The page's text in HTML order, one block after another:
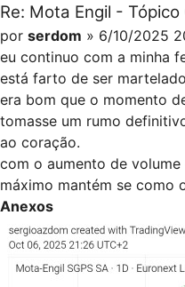
Re: Mota Engil - Tópico
por serdom » 6/10/2025
eu continuo com a minha
está farto de ser
era bom que o momento
tomasse um rumo
ao coração.
com o aumento de
máximo mantém se como
Anexos